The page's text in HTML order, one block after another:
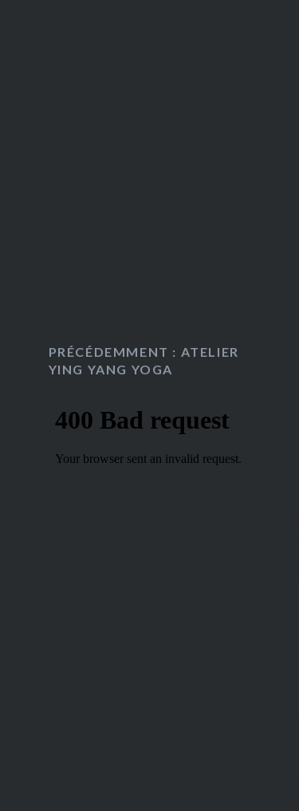
PRÉCÉDEMMENT : ATELIER
YING YANG YOGA